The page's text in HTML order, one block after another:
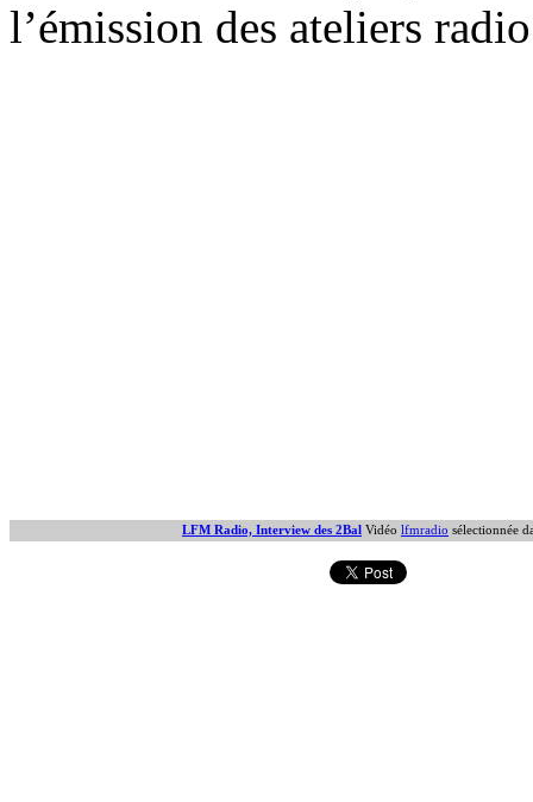
l’émission des ateliers
LFM Radio, Interview des 2Bal Vidéo lfmradio sélectionnée